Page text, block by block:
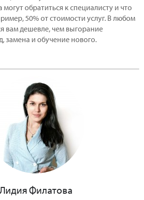
могут обратиться к специалисту и что
50% от стоимости услуг. В любом
вам дешевле, чем выгорание
замена и обучение нового.
Лидия Филатова